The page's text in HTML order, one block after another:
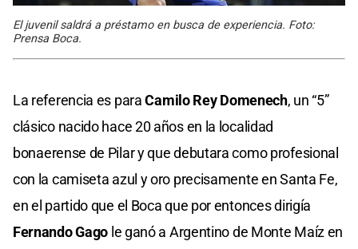
El juvenil saldrá a préstamo en busca de experiencia. Foto:
Prensa Boca.
La referencia es paraCamilo Rey Domenech, un “5”
clásico nacido hace 20 años en la localidad
bonaerense de Pilar y que debutara como profesional
con la camiseta azul y oro precisamente en Santa Fe,
en el partido que el Boca que por entonces dirigía
Fernando Gago le ganó a Argentino de Monte Maíz en